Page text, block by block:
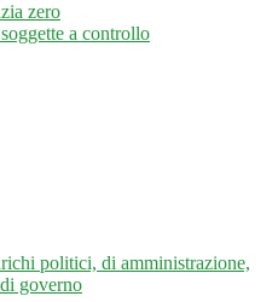
zero
a controllo
politici, di amministrazione,
governo